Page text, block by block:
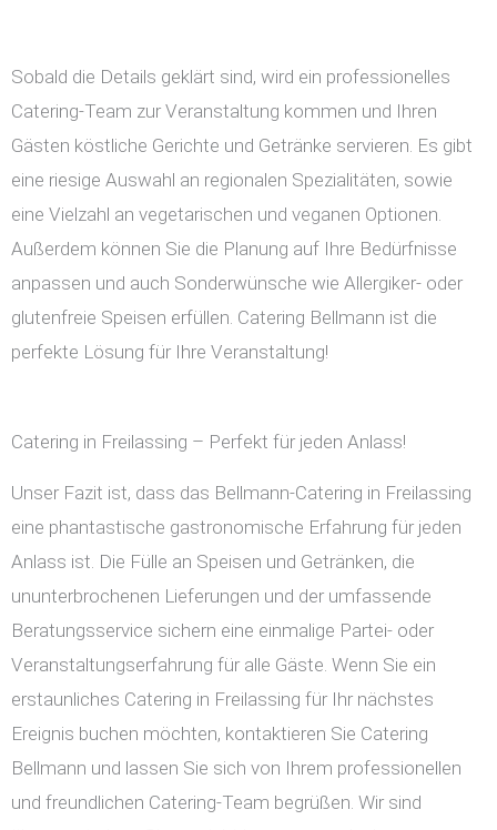
Sobald die Details geklärt sind, wird ein professionelles
Catering-Team zur Veranstaltung kommen und Ihren
Gästen köstliche Gerichte und Getränke servieren. Es gibt
eine riesige Auswahl an regionalen Spezialitäten, sowie
eine Vielzahl an vegetarischen und veganen Optionen.
Außerdem können Sie die Planung auf Ihre Bedürfnisse
anpassen und auch Sonderwünsche wie Allergiker- oder
glutenfreie Speisen erfüllen. Catering Bellmann ist die
perfekte Lösung für Ihre Veranstaltung!
Catering in Freilassing – Perfekt für jeden Anlass!
Unser Fazit ist, dass das Bellmann-Catering in Freilassing
eine phantastische gastronomische Erfahrung für jeden
Anlass ist. Die Fülle an Speisen und Getränken, die
ununterbrochenen Lieferungen und der umfassende
Beratungsservice sichern eine einmalige Partei- oder
Veranstaltungserfahrung für alle Gäste. Wenn Sie ein
erstaunliches Catering in Freilassing für Ihr nächstes
Ereignis buchen möchten, kontaktieren Sie Catering
Bellmann und lassen Sie sich von Ihrem professionellen
und freundlichen Catering-Team begrüßen. Wir sind